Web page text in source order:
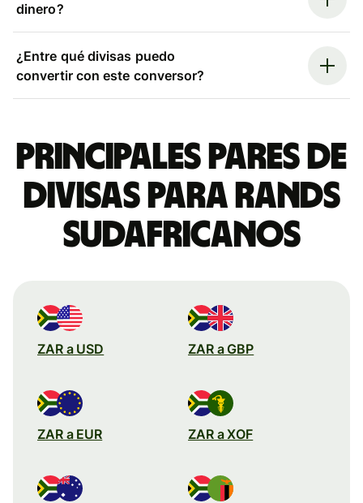
dinero?
¿Entre qué divisas puedo
convertir con este conversor?
Principales pares de
divisas para rands
sudafricanos
ZAR a USD ZAR a GBP
ZAR a EUR ZAR a XOF